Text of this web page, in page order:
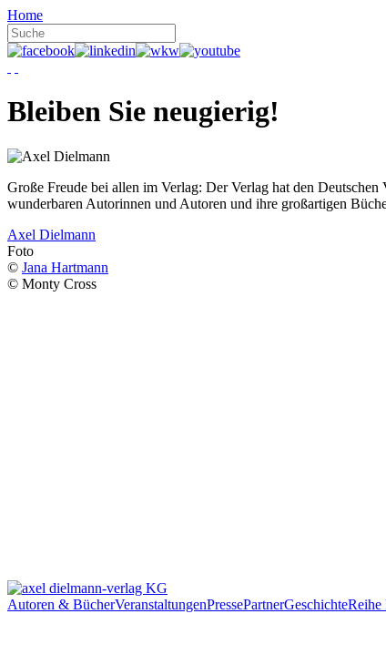
Home
Bleiben Sie neugierig!
Große Freude bei allen im Verlag: Der Verlag hat den
wunderbaren Autorinnen und Autoren und ihre großartigen
Axel Dielmann
Foto
© Jana Hartmann
© Monty Cross
Autoren & BücherVeranstaltungenPressePartnerGeschichteReihe